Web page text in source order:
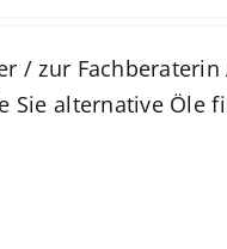
/ zur
Sie alternative Öle